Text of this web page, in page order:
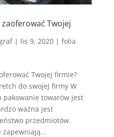
Twojej
| lis 9, 2020| folia
Twojej firmie?
do swojej firmy W
pakowanie towarów jest
ważna jest
przedmiotów.
zapewniają...